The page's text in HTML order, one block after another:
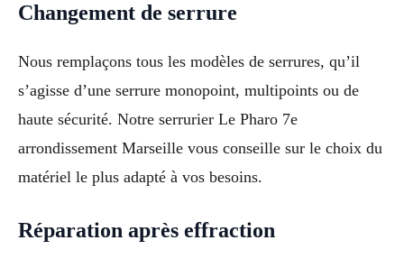
Changement de serrure
Nous remplaçons tous les modèles de serrures, qu’il
s’agisse d’une serrure monopoint, multipoints ou de
haute sécurité. Notre serrurier Le Pharo 7e
arrondissement Marseille vous conseille sur le choix du
matériel le plus adapté à vos besoins.
Réparation après effraction